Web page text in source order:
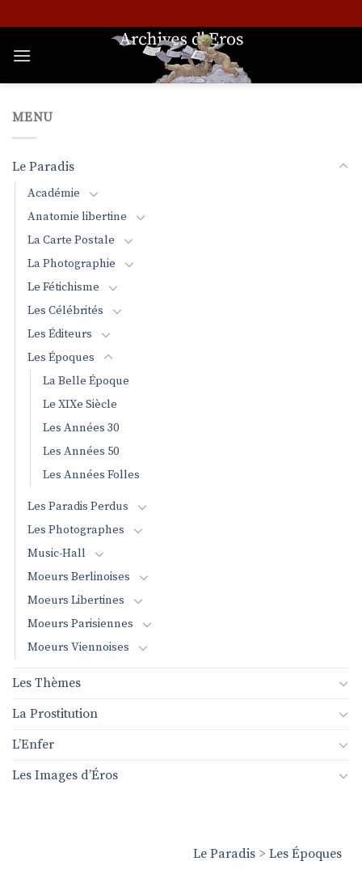
au
contenu
Le Paradis > Les Époques
MENU
Le Paradis
Académie
Anatomie libertine
La Carte Postale
La Photographie
Le Fétichisme
Les Célébrités
Les Éditeurs
Les Époques
La Belle Époque
Le XIXe Siècle
Les Années 30
Les Années 50
Les Années Folles
Les Paradis Perdus
Les Photographes
Music-Hall
Moeurs Berlinoises
Moeurs Libertines
Moeurs Parisiennes
Moeurs Viennoises
Les Thèmes
La Prostitution
L’Enfer
Les Images d’Éros